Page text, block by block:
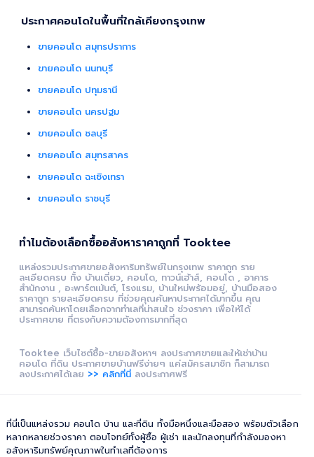
ประกาศคอนโดในพื้นที่ใกล้เคียงกรุงเทพ
ขายคอนโด สมุทรปราการ
ขายคอนโด นนทบุรี
ขายคอนโด ปทุมธานี
ขายคอนโด นครปฐม
ขายคอนโด ชลบุรี
ขายคอนโด สมุทรสาคร
ขายคอนโด ฉะเชิงเทรา
ขายคอนโด ราชบุรี
ทำไมต้องเลือกซื้ออสังหาราคาถูกที่ Tooktee
แหล่งรวมประกาศขายอสังหาริมทรัพย์ในกรุงเทพ ราคาถูก ราย
ละเอียดครบ ทั้ง บ้านเดี่ยว, คอนโด, ทาวน์เฮ้าส์, คอนโด , อาคาร
สำนักงาน , อะพาร์ตเม้นต์, โรงแรม, บ้านใหม่พร้อมอยู่, บ้านมือสอง
ราคาถูก รายละเอียดครบ ที่ช่วยคุณค้นหาประกาศได้มากขึ้น คุณ
สามารถค้นหาโดยเลือกจากทำเลที่น่าสนใจ ช่วงราคา เพื่อให้ได้
ประกาศขาย ที่ตรงกับความต้องการมากที่สุด
Tooktee เว็บไซต์ซื้อ-ขายอสังหาฯ ลงประกาศขายและให้เช่าบ้าน
คอนโด ที่ดิน ประกาศขายบ้านฟรีง่ายๆ แค่สมัครสมาชิก ก็สามารถ
ลงประกาศได้เลย >> คลิกที่นี่ ลงประกาศฟรี
ที่นี่เป็นแหล่งรวม คอนโด บ้าน และที่ดิน ทั้งมือหนึ่งและมือสอง พร้อมตัวเลือก
หลากหลายช่วงราคา ตอบโจทย์ทั้งผู้ซื้อ ผู้เช่า และนักลงทุนที่กำลังมองหา
อสังหาริมทรัพย์คุณภาพในทำเลที่ต้องการ